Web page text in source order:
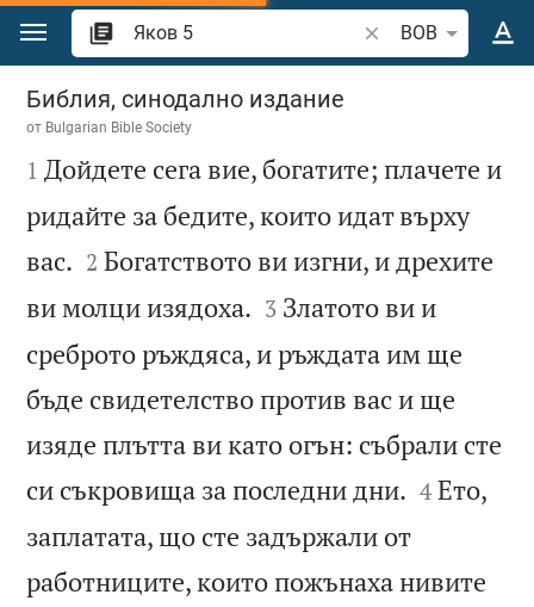
Преминете към съдържанието
Търсете стих или
BOB
Яков 5
Библия, синодално издание
от Bulgarian Bible Society

1 Дойдете сега вие, богатите; плачете и
ридайте за бедите, които идат върху
вас. 

2 Богатството ви изгни, и дрехите
ви молци изядоха. 

3 Златото ви и
среброто ръждяса, и ръждата им ще
бъде свидетелство против вас и ще
изяде плътта ви като огън: събрали сте
си съкровища за последни дни. 

4 Ето,
заплатата, що сте задържали от
работниците, които пожънаха нивите